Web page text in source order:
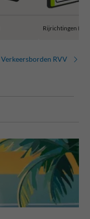
Rijrichtingen (D-
Verkeersborden RVV